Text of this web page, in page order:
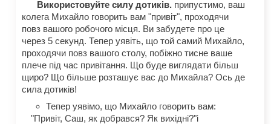
Використовуйте силу дотиків. припустимо, ваш
колега Михайло говорить вам "привіт", проходячи
повз вашого робочого місця. Ви забудете про це
через 5 секунд. Тепер уявіть, що той самий Михайло,
проходячи повз вашого столу, побіжно тисне ваше
плече під час привітання. Що буде виглядати більш
щиро? Що більше розташує вас до Михайла? Ось де
сила дотиків!
Тепер уявімо, що Михайло говорить вам:
"Привіт, Саш, як добрався? Як вихідні?"і